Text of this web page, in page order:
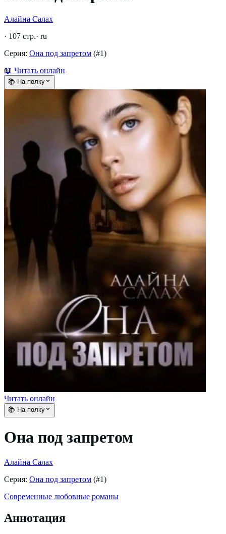
Алайна Салах
· 107 стр.· ru
Серия: Она под запретом (#1)
📖 Читать онлайн
📚 На полку
Читать онлайн
📚 На полку
Она под запретом
Алайна Салах
Серия: Она под запретом (#1)
Современные любовные романы
Аннотация